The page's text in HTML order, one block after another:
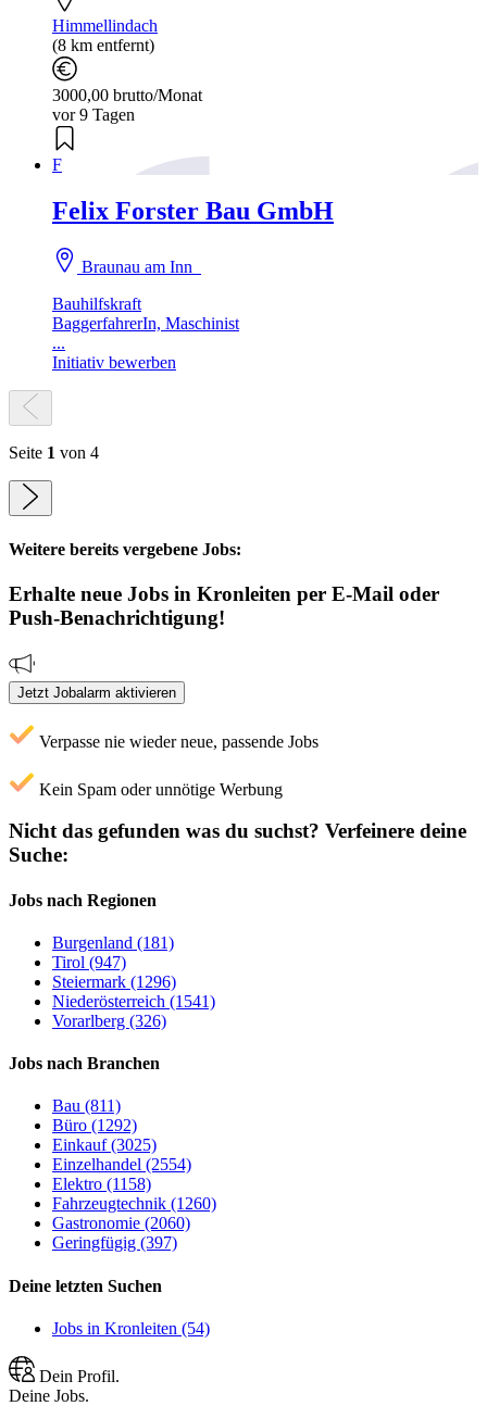
Himmellindach
(8 km entfernt)
3000,00 brutto/Monat
vor 9 Tagen
F
Felix Forster Bau GmbH
Braunau am Inn
Bauhilfskraft
BaggerfahrerIn, Maschinist
...
Initiativ bewerben
Seite 1 von 4
Weitere bereits vergebene Jobs:
Erhalte neue Jobs in Kronleiten per E-Mail oder
Push-Benachrichtigung!
Jetzt Jobalarm aktivieren
Verpasse nie wieder neue, passende Jobs
Kein Spam oder unnötige Werbung
Nicht das gefunden was du suchst? Verfeinere deine
Suche:
Jobs nach Regionen
Burgenland (181)
Tirol (947)
Steiermark (1296)
Niederösterreich (1541)
Vorarlberg (326)
Jobs nach Branchen
Bau (811)
Büro (1292)
Einkauf (3025)
Einzelhandel (2554)
Elektro (1158)
Fahrzeugtechnik (1260)
Gastronomie (2060)
Geringfügig (397)
Deine letzten Suchen
Jobs in Kronleiten (54)
Dein Profil.
Deine Jobs.